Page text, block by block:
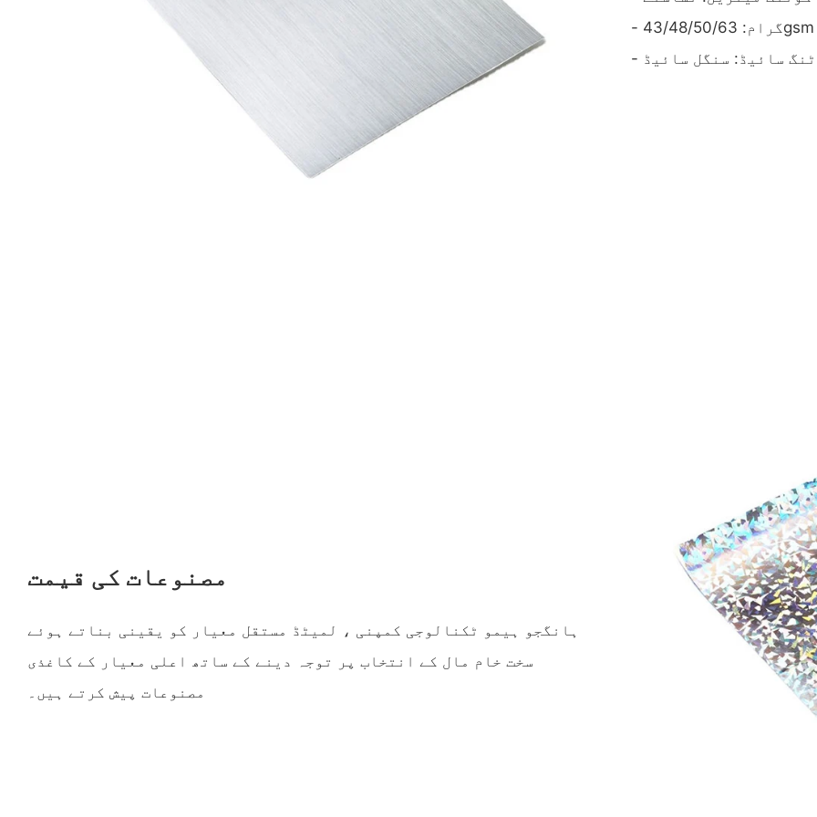
- گرام: 43/48/50/63gsm
سائیڈ: سنگل سائیڈ
مصنوعات کی قیمت
ہانگجو ہیمو ٹکنالوجی کمپنی ، لمیٹڈ مستقل معیار کو یقینی بناتے ہوئے
سخت خام مال کے انتخاب پر توجہ دینے کے ساتھ اعلی معیار کے کاغذی
مصنوعات پیش کرتے ہیں۔